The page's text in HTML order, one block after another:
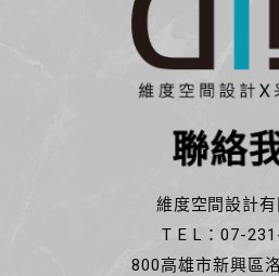
聯絡
維度空間設計有
T E L：07-
800高雄市新興區